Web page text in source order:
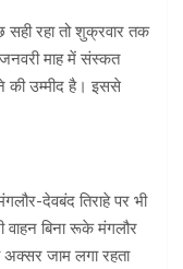
सही रहा तो शुक्रवार तक
जनवरी माह में संस्कत
की उम्मीद है। इससे
देवबंद तिराहे पर भी
वाहन बिना रूके मंगलौर
जाम लगा रहता